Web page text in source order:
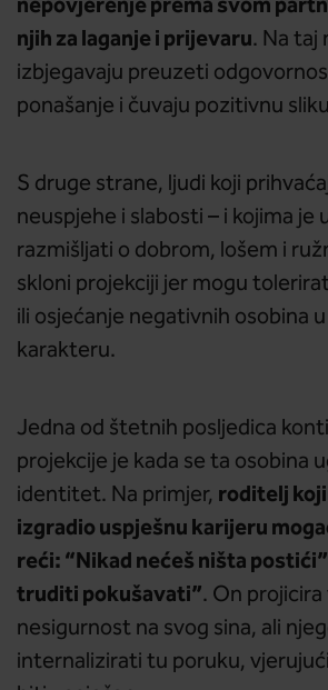
nepovjerenje prema svom
njih za laganje i prijevaru. Na taj
izbjegavaju preuzeti
ponašanje i čuvaju pozitivnu
S druge strane, ljudi koji
neuspjehe i slabosti – i kojima je
razmišljati o dobrom, lošem i
skloni projekciji jer mogu
ili osjećanje negativnih osobina
karakteru.
Jedna od štetnih posljedica
projekcije je kada se ta osobina
identitet. Na primjer, roditelj
izgradio uspješnu karijeru
reći: “Nikad nećeš ništa
truditi pokušavati”. On
nesigurnost na svog sina, ali
internalizirati tu poruku,